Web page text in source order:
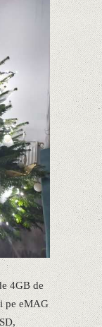
4GB de
pe eMAG